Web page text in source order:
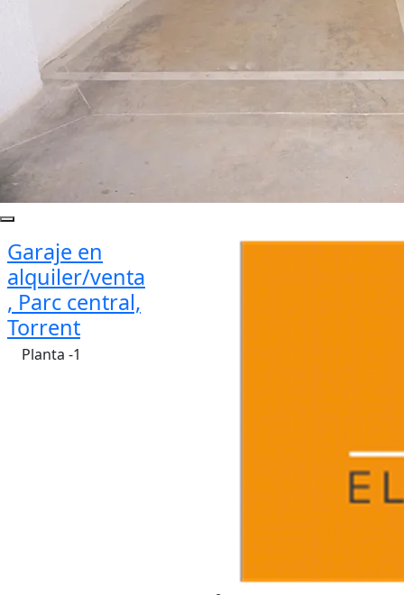
Garaje en
alquiler/venta
, Parc central,
Torrent
Planta -1